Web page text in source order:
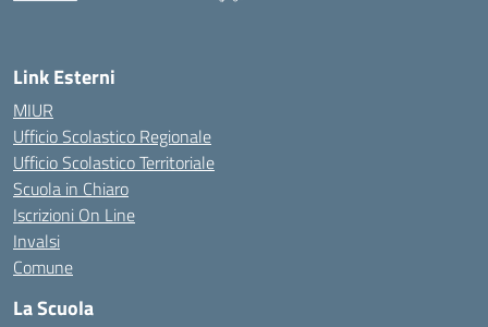
Link Esterni
MIUR
Ufficio Scolastico Regionale
Ufficio Scolastico Territoriale
Scuola in Chiaro
Iscrizioni On Line
Invalsi
Comune
La Scuola